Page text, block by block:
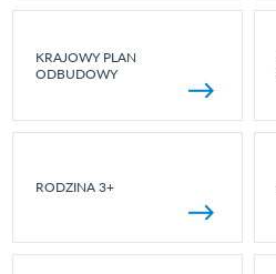
KRAJOWY PLAN
ODBUDOWY
RODZINA 3+